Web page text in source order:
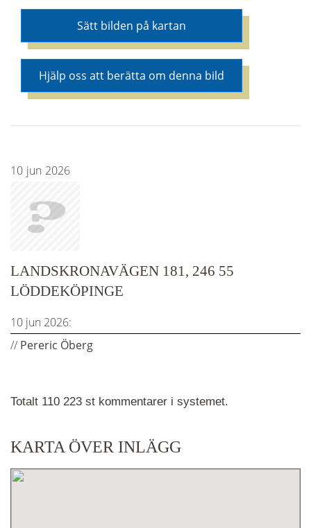
Sätt bilden på kartan
Hjälp oss att berätta om denna bild
Totalt 110 223 st kommentarer i systemet.
KARTA ÖVER INLÄGG
10 jun 2026
LANDSKRONAVÄGEN 181, 246 55
LÖDDEKÖPINGE
10 jun 2026:
// Pereric Öberg